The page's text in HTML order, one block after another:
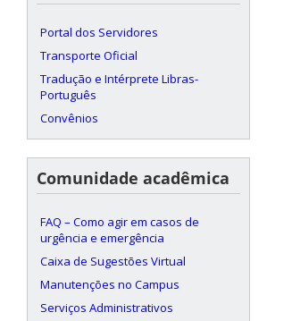
Portal dos Servidores
Transporte Oficial
Tradução e Intérprete Libras-
Português
Convênios
Comunidade acadêmica
FAQ – Como agir em casos de
urgência e emergência
Caixa de Sugestões Virtual
Manutenções no Campus
Serviços Administrativos